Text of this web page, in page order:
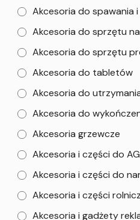
Akcesoria do spawania
Akcesoria do sprzętu
Akcesoria do sprzętu
Akcesoria do tabletów
Akcesoria do
Akcesoria do
Akcesoria grzewcze
Akcesoria i części do
Akcesoria i części do
Akcesoria i części
Akcesoria i gadżety